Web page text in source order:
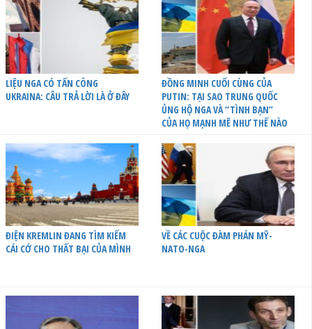
LIỆU NGA CÓ TẤN CÔNG
UKRAINA: CÂU TRẢ LỜI LÀ Ở ĐÂY
ĐỒNG MINH CUỐI CÙNG CỦA
PUTIN: TẠI SAO TRUNG QUỐC
ỦNG HỘ NGA VÀ “TÌNH BẠN”
CỦA HỌ MẠNH MẼ NHƯ THẾ NÀO
ĐIỆN KREMLIN ĐANG TÌM KIẾM
CÁI CỚ CHO THẤT BẠI CỦA MÌNH
VỀ CÁC CUỘC ĐÀM PHÁN MỸ-
NATO-NGA